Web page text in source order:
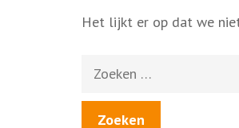
Het lijkt er op dat we
Zoeken